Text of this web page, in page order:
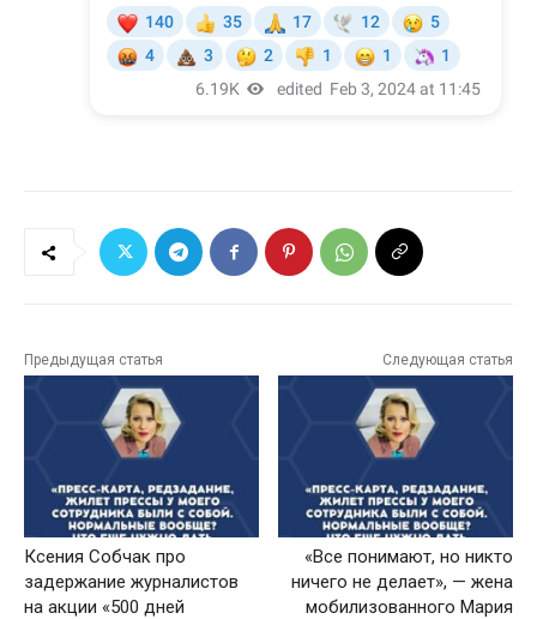
Предыдущая статья
Ксения Собчак про
задержание журналистов
на акции «500 дней
Следующая статья
«Все понимают, но никто
ничего не делает», — жена
мобилизованного Мария